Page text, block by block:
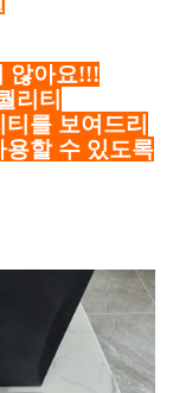
않아요!!!
리티
를 보여드리
할 수 있도록